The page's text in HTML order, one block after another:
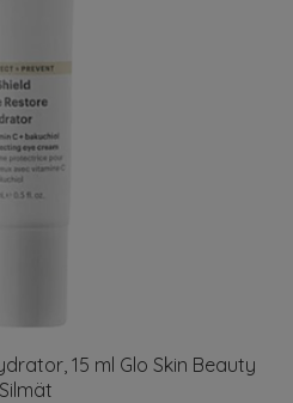
15 ml Glo Skin Beauty
Silmät